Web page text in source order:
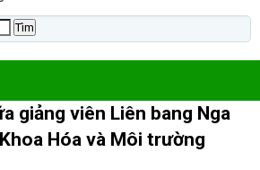
giảng viên Liên bang Nga
Hóa và Môi trường